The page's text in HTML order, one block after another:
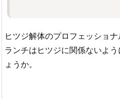
ヒツジ解体のプロフェッショ
ランチはヒツジに関係ないよ
ょうか。